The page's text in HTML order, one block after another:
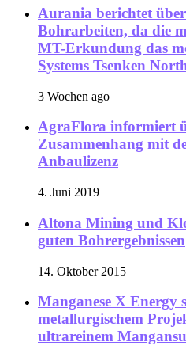
Aurania berichtet
Bohrarbeiten, da die
MT-Erkundung das
Systems Tsenken
3 Wochen ago
AgraFlora informiert
Zusammenhang mit
Anbaulizenz
4. Juni 2019
Altona Mining und
guten Bohrergebnissen
14. Oktober 2015
Manganese X Energy
metallurgischem
ultrareinem